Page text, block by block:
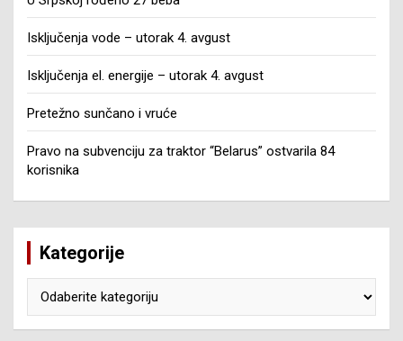
Isključenja vode – utorak 4. avgust
Isključenja el. energije – utorak 4. avgust
Pretežno sunčano i vruće
Pravo na subvenciju za traktor “Belarus” ostvarila 84
korisnika
Kategorije